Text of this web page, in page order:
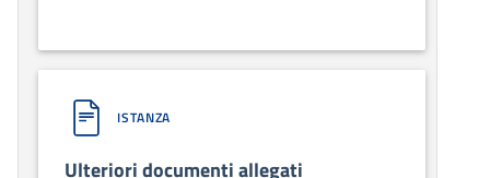
ISTANZA
Ulteriori documenti allegati